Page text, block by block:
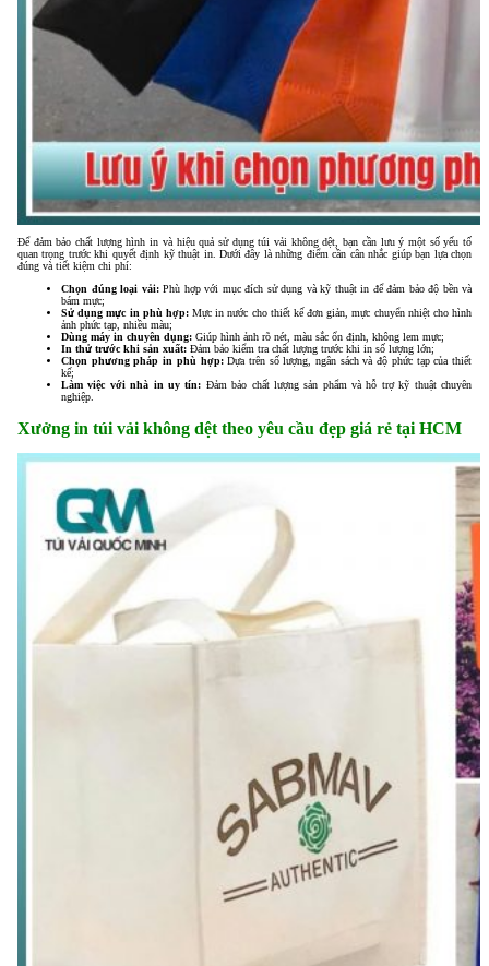
Để đảm bảo chất lượng hình in và hiệu quả sử dụng túi vải không dệt, bạn cần lưu ý một số yếu tố
quan trọng trước khi quyết định kỹ thuật in. Dưới đây là những điểm cần cân nhắc giúp bạn lựa chọn
đúng và tiết kiệm chi phí:
Chọn đúng loại vải: Phù hợp với mục đích sử dụng và kỹ thuật in để đảm bảo độ bền và
bám mực;
Sử dụng mực in phù hợp:Mực in nước cho thiết kế đơn giản, mực chuyển nhiệt cho hình
ảnh phức tạp, nhiều màu;
Dùng máy in chuyên dụng: Giúp hình ảnh rõ nét, màu sắc ổn định, không lem mực;
In thử trước khi sản xuất: Đảm bảo kiểm tra chất lượng trước khi in số lượng lớn;
Chọn phương pháp in phù hợp:Dựa trên số lượng, ngân sách và độ phức tạp của thiết
kế;
Làm việc với nhà in uy tín: Đảm bảo chất lượng sản phẩm và hỗ trợ kỹ thuật chuyên
nghiệp.
Xưởng in túi vải không dệt theo yêu cầu đẹp giá rẻ tại HCM